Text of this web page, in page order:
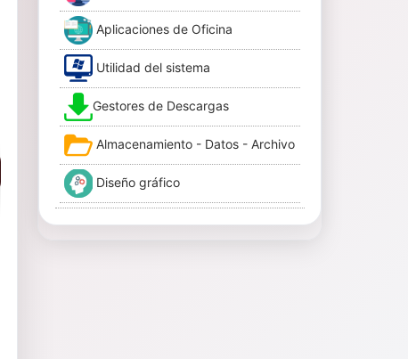
Aplicaciones de Oficina
Utilidad del sistema
Gestores de Descargas
Almacenamiento - Datos - Archivo
Diseño gráfico